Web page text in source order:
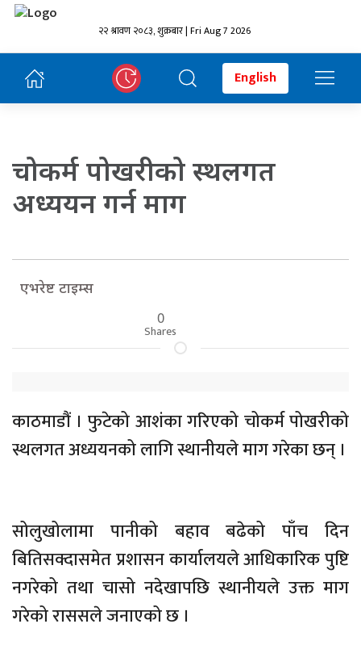
२२ श्रावण २०८३, शुक्रबार | Fri Aug 7 2026
English
चोकर्म पोखरीको स्थलगत
अध्ययन गर्न माग
एभरेष्ट टाइम्स
0
Shares
काठमाडौं । फुटेको आशंका गरिएको चोकर्म पोखरीको
स्थलगत अध्ययनको लागि स्थानीयले माग गरेका छन् ।
सोलुखोलामा पानीको बहाव बढेको पाँच दिन
बितिसक्दासमेत प्रशासन कार्यालयले आधिकारिक पुष्टि
नगरेको तथा चासो नदेखापछि स्थानीयले उक्त माग
गरेको राससले जनाएको छ ।